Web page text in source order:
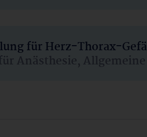
für Herz-Thorax-
Anästhesie,